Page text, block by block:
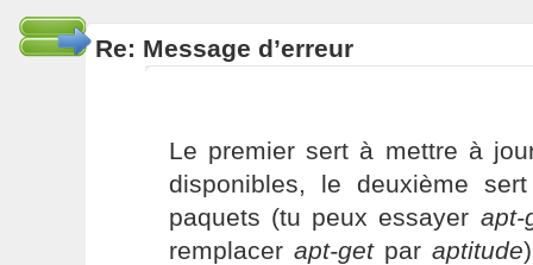
Re: Message d’erreur
Le premier sert à mettre à
disponibles, le deuxième
paquets (tu peux essayer apt-
remplacer apt-getpar aptitude